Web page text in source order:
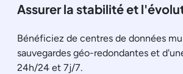
Assurer la stabilité et
Bénéficiez de centres de données
sauvegardes géo-redondantes et
24h/24 et 7j/7.